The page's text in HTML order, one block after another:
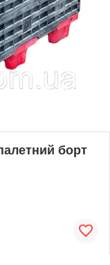
борт